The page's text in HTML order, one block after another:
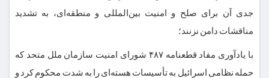
جدی آن برای صلح و امنیت بین‌المللی و منطقه‌ای، به تشدید
مناقشات دامن نزنند؛
با یادآوری مفاد قطعنامه ۴۸۷ شورای امنیت سازمان ملل متحد که
حمله نظامی اسرائیل به تأسیسات هسته‌ای را به شدت محکوم کرد و